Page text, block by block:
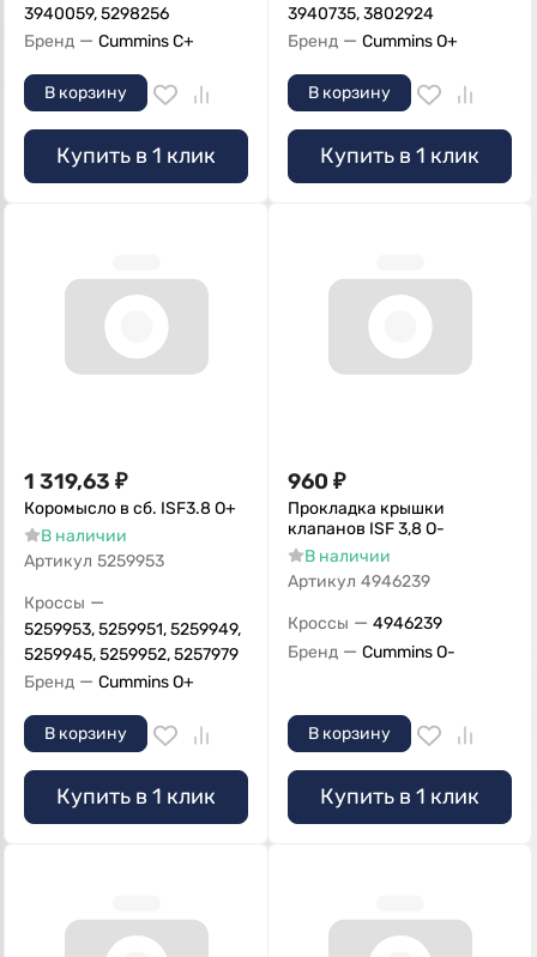
3940059, 5298256
Бренд — Cummins C+
В корзину
Купить в 1 клик
3940735, 3802924
Бренд — Cummins O+
В корзину
Купить в 1 клик
1 319,63 ₽
Коромысло в сб. ISF3.8 О+
В наличии
Артикул 5259953
Кроссы —
5259953, 5259951, 5259949,
5259945, 5259952, 5257979
Бренд — Cummins O+
В корзину
Купить в 1 клик
960 ₽
Прокладка крышки
клапанов ISF 3,8 О-
В наличии
Артикул 4946239
Кроссы — 4946239
Бренд — Cummins O-
В корзину
Купить в 1 клик